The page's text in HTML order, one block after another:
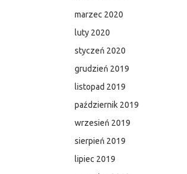
marzec 2020
luty 2020
styczeń 2020
grudzień 2019
listopad 2019
październik 2019
wrzesień 2019
sierpień 2019
lipiec 2019